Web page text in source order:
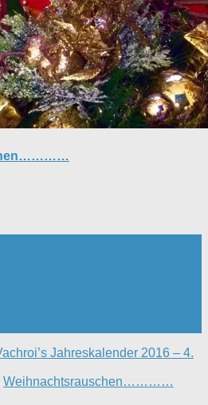
Jahreskalender 2016 – 4.
Weihnachtsrauschen…………